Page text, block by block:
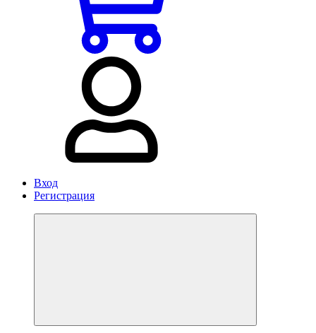
Вход
Регистрация